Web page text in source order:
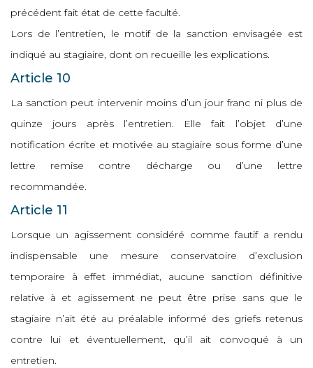
précédent fait état de cette faculté.
Lors de l’entretien, le motif de la sanction envisagée est
indiqué au stagiaire, dont on recueille les explications.
Article 10
La sanction peut intervenir moins d’un jour franc ni plus de
quinze jours après l’entretien. Elle fait l’objet d’une
notification écrite et motivée au stagiaire sous forme d’une
lettre remise contre décharge ou d’une lettre
recommandée.
Article 11
Lorsque un agissement considéré comme fautif a rendu
indispensable une mesure conservatoire d’exclusion
temporaire à effet immédiat, aucune sanction définitive
relative à et agissement ne peut être prise sans que le
stagiaire n’ait été au préalable informé des griefs retenus
contre lui et éventuellement, qu’il ait convoqué à un
entretien.